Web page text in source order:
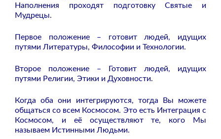
Наполнения проходят подготовку Святые и
Мудрецы.
Первое положение – готовит людей, идущих
путями Литературы, Философии и Технологии.
Второе положение – Готовит людей, идущих
путями Религии, Этики и Духовности.
Когда оба они интегрируются, тогда Вы можете
общаться со всем Космосом. Это есть Интеграция с
Космосом, и её осуществляют те, кого Мы
называем Истинными Людьми.